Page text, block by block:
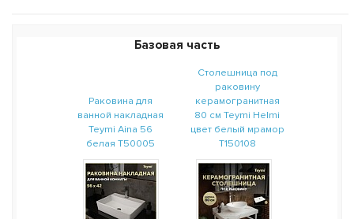
Базовая часть
Раковина для
ванной накладная
Teymi Aina 56
белая T50005
Столешница под
раковину
керамогранитная
80 см Teymi Helmi
цвет белый мрамор
T150108